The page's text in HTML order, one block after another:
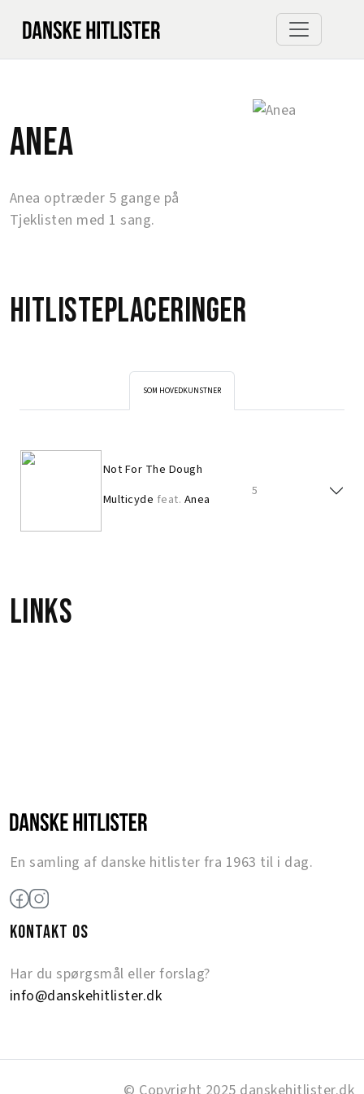
Anea
Anea optræder 5 gange på
Tjeklisten med 1 sang.
Hitlisteplaceringer
SOM HOVEDKUNSTNER
Not For The Dough
Multicyde feat. Anea
5
Links
En samling af danske hitlister fra 1963 til i dag.
KONTAKT OS
Har du spørgsmål eller forslag?
info@danskehitlister.dk